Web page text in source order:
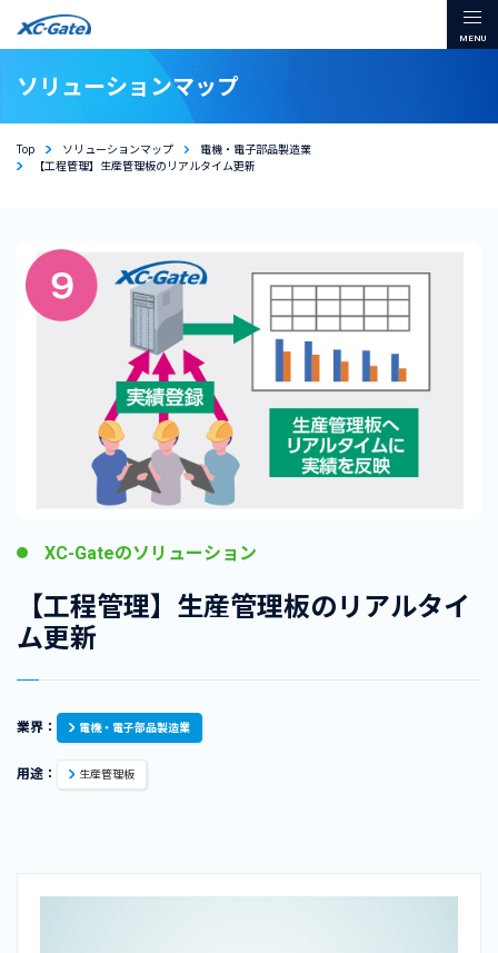
メ
ソリューションマップ
Top ソリューションマップ
電機・電子部品製造業
【工程管理】生産管理板のリアルタイム更新
XC-Gateのソリューション
【工程管理】生産管理板のリアルタイ
ム更新
業界： 電機・電子部品製造業
用途： 生産管理板